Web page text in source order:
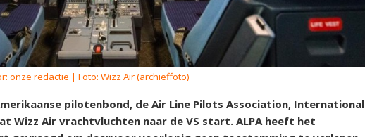
onze redactie | Foto: Wizz Air (archieffoto)
pilotenbond, de Air Line Pilots Association, International
Wizz Air vrachtvluchten naar de VS start. ALPA heeft het